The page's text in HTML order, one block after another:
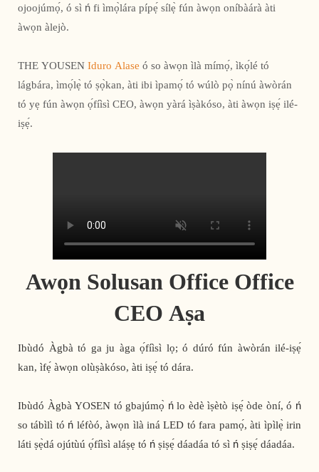
ojoojúmọ́, ó sì ń fi ìmọ̀lára pípẹ́ sílẹ̀ fún àwọn oníbàárà àti
àwọn àlejò.
THE YOUSEN Iduro Alase ó so àwọn ìlà mímọ́, ìkọ́lé tó
lágbára, ìmọ́lẹ̀ tó ṣọ̀kan, àti ibi ìpamọ́ tó wúlò pọ̀ nínú àwòrán
tó yẹ fún àwọn ọ́fíìsì CEO, àwọn yàrá ìṣàkóso, àti àwọn iṣẹ́ ilé-
iṣẹ́.
Awọn Solusan Office Office
CEO Aṣa
Ibùdó Àgbà tó ga ju àga ọ́fíìsì lọ; ó dúró fún àwòrán ilé-iṣẹ́
kan, ìfẹ́ àwọn olùṣàkóso, àti iṣẹ́ tó dára.
Ibùdó Àgbà YOSEN tó gbajúmọ̀ ń lo èdè ìṣètò iṣẹ́ òde òní, ó ń
so tábìlì tó ń léfòó, àwọn ìlà iná LED tó fara pamọ́, àti ìpìlẹ̀ irin
láti ṣẹ̀dá ojútùú ọ́fíìsì aláṣẹ tó ń ṣiṣẹ́ dáadáa tó sì ń ṣiṣẹ́ dáadáa.